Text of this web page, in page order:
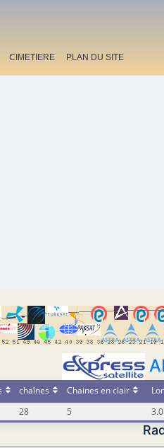
CIMETIERE PLAN DU SITE
chaînes Chaines en clair
28 5